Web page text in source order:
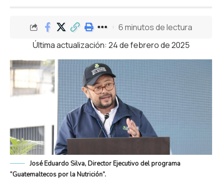
Última actualización: 24 de febrero de 2025
6 minutos de lectura
José Eduardo Silva, Director Ejecutivo del programa
“Guatemaltecos por la Nutrición”.